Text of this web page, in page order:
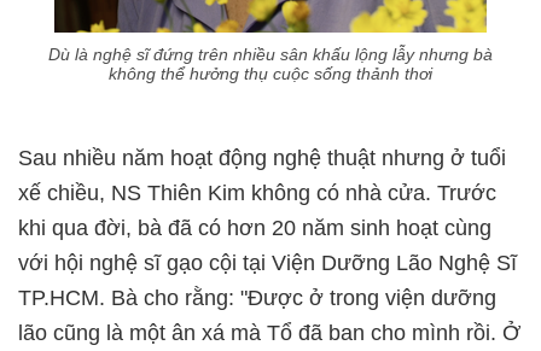
Dù là nghệ sĩ đứng trên nhiều sân khấu lộng lẫy nhưng bà
không thể hưởng thụ cuộc sống thảnh thơi
Sau nhiều năm hoạt động nghệ thuật nhưng ở tuổi
xế chiều, NS Thiên Kim không có nhà cửa. Trước
khi qua đời, bà đã có hơn 20 năm sinh hoạt cùng
với hội nghệ sĩ gạo cội tại Viện Dưỡng Lão Nghệ Sĩ
TP.HCM. Bà cho rằng: "Được ở trong viện dưỡng
lão cũng là một ân xá mà Tổ đã ban cho mình rồi. Ở